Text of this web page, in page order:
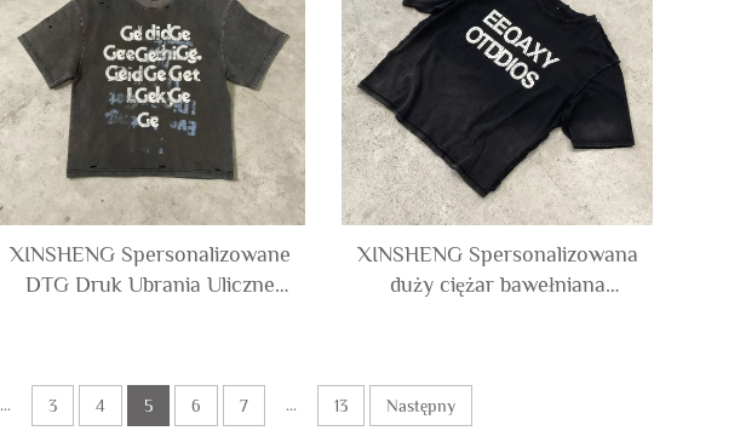
Oversize Przycięta Koszulka
Mężczyzna
dresowe
XINSHENG Spersonalizowane
DTG Druk Ubrania Uliczne
Mężczyzn
XINSHENG Spersonalizowana
duży ciężar bawełniana
dla Mężczyzn
... 3 4 5 6 7 ... 13 Następny